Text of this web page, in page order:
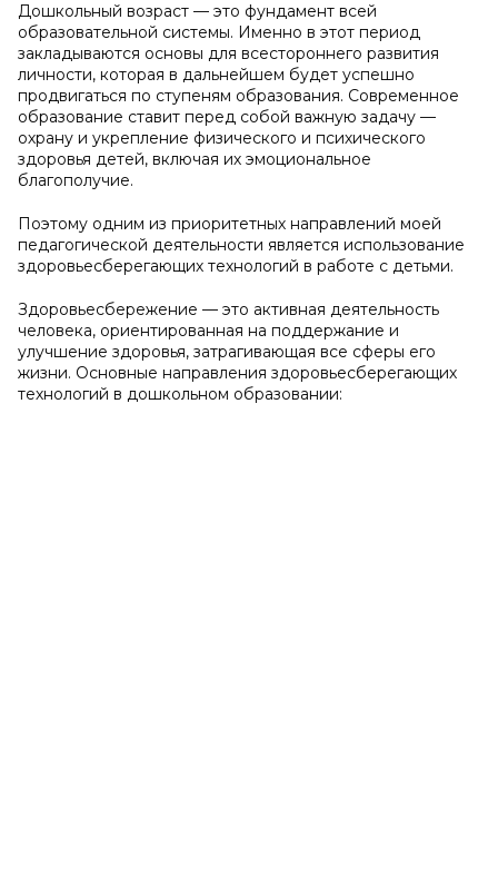
Дошкольный возраст — это фундамент всей
образовательной системы. Именно в этот период
закладываются основы для всестороннего развития
личности, которая в дальнейшем будет успешно
продвигаться по ступеням образования. Современное
образование ставит перед собой важную задачу —
охрану и укрепление физического и психического
здоровья детей, включая их эмоциональное
благополучие.
Поэтому одним из приоритетных направлений моей
педагогической деятельности является использование
здоровьесберегающих технологий в работе с детьми.
Здоровьесбережение — это активная деятельность
человека, ориентированная на поддержание и
улучшение здоровья, затрагивающая все сферы его
жизни. Основные направления здоровьесберегающих
технологий в дошкольном образовании: